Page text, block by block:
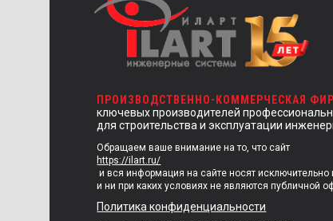
ПРОИЗВОДСТВЕННО-КОММЕРЧЕСКАЯ
ключевых производителей
для строительства и эксплуатации
Обращаем ваше внимание на то, что сайт
https://ilart.ru/
и вся информация на сайте носят
и ни при каких условиях не являются публичной
Политика конфиденциальности